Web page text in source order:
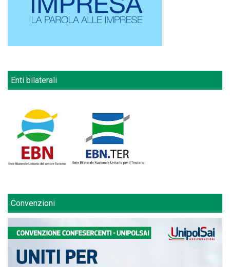
Enti bilaterali
Convenzioni